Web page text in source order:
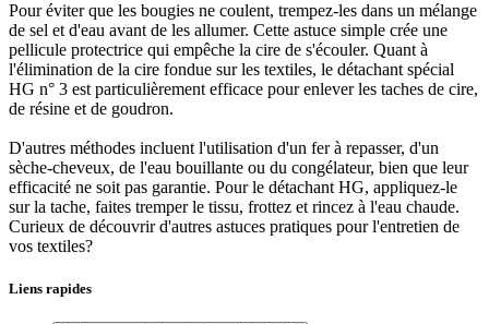
Pour éviter que les bougies ne coulent, trempez-les dans un mélange
de sel et d'eau avant de les allumer. Cette astuce simple crée une
pellicule protectrice qui empêche la cire de s'écouler. Quant à
l'élimination de la cire fondue sur les textiles, le détachant spécial
HG n° 3 est particulièrement efficace pour enlever les taches de cire,
de résine et de goudron.
D'autres méthodes incluent l'utilisation d'un fer à repasser, d'un
sèche-cheveux, de l'eau bouillante ou du congélateur, bien que leur
efficacité ne soit pas garantie. Pour le détachant HG, appliquez-le
sur la tache, faites tremper le tissu, frottez et rincez à l'eau chaude.
Curieux de découvrir d'autres astuces pratiques pour l'entretien de
vos textiles?
Liens rapides